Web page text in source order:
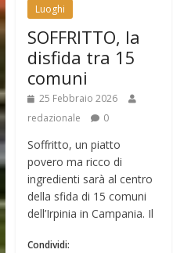
Luoghi
SOFFRITTO, la
disfida tra 15
comuni
25 Febbraio 2026
redazionale
0
Soffritto, un piatto
povero ma ricco di
ingredienti sarà al centro
della sfida di 15 comuni
dell’Irpinia in Campania. Il
Condividi: